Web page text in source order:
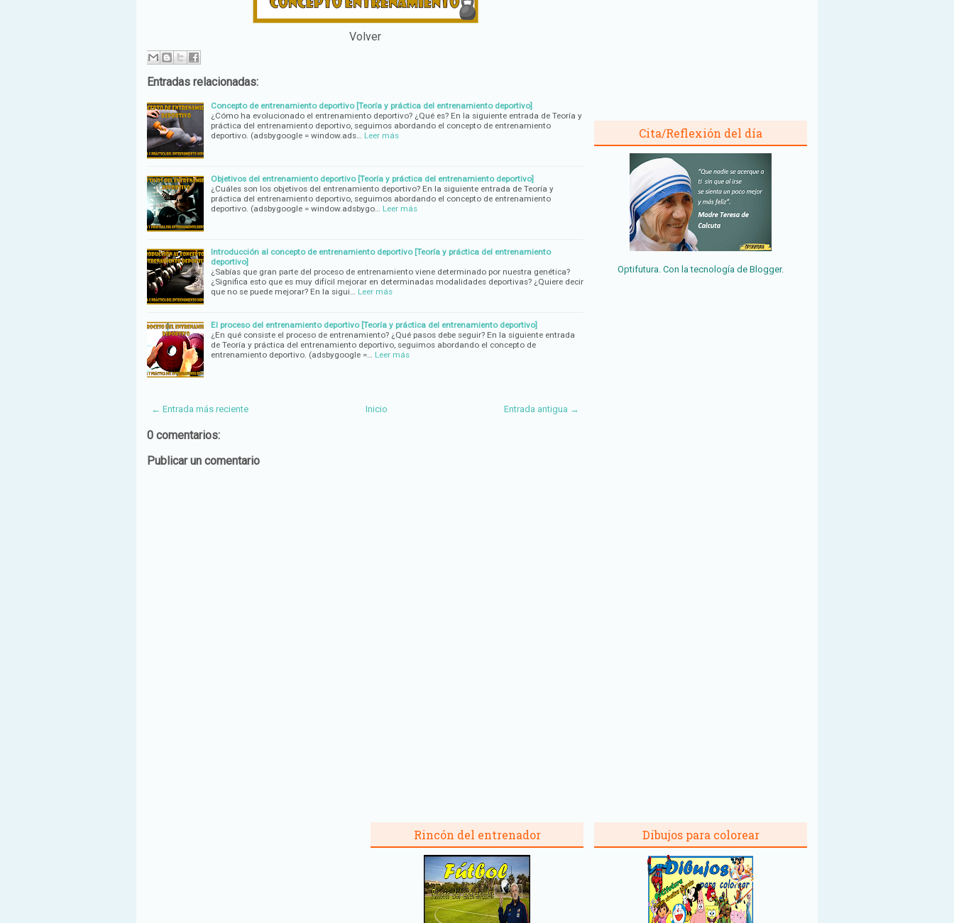
Volver
Entradas relacionadas:
Concepto de entrenamiento deportivo [Teoría y práctica del entrenamiento deportivo]
¿Cómo ha evolucionado el entrenamiento deportivo? ¿Qué es? En la siguiente entrada de Teoría y
práctica del entrenamiento deportivo, seguimos abordando el concepto de entrenamiento
deportivo. (adsbygoogle = window.ads…
Leer más
Objetivos del entrenamiento deportivo [Teoría y práctica del entrenamiento deportivo]
¿Cuáles son los objetivos del entrenamiento deportivo? En la siguiente entrada de Teoría y
práctica del entrenamiento deportivo, seguimos abordando el concepto de entrenamiento
deportivo. (adsbygoogle = window.adsbygo…
Leer más
Introducción al concepto de entrenamiento deportivo [Teoría y práctica del entrenamiento
deportivo]
¿Sabías que gran parte del proceso de entrenamiento viene determinado por nuestra genética?
¿Significa esto que es muy difícil mejorar en determinadas modalidades deportivas? ¿Quiere decir
que no se puede mejorar? En la sigui…
Leer más
El proceso del entrenamiento deportivo [Teoría y práctica del entrenamiento deportivo]
¿En qué consiste el proceso de entrenamiento? ¿Qué pasos debe seguir? En la siguiente entrada
de Teoría y práctica del entrenamiento deportivo, seguimos abordando el concepto de
entrenamiento deportivo. (adsbygoogle =…
Leer más
← Entrada más reciente Entrada antigua →
Inicio
0 comentarios:
Publicar un comentario
Cita/Reflexión del día
Optifutura. Con la tecnología de Blogger.
Rincón del entrenador Dibujos para colorear